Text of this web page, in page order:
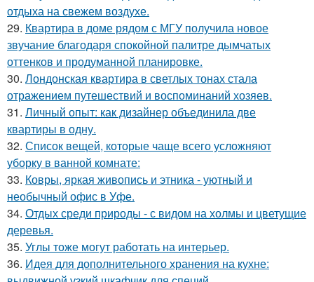
отдыха на свежем воздухе.
29. Квартира в доме рядом с МГУ получила новое
звучание благодаря спокойной палитре дымчатых
оттенков и продуманной планировке.
30. Лондонская квартира в светлых тонах стала
отражением путешествий и воспоминаний хозяев.
31. Личный опыт: как дизайнер объединила две
квартиры в одну.
32. Список вещей, которые чаще всего усложняют
уборку в ванной комнате:
33. Ковры, яркая живопись и этника - уютный и
необычный офис в Уфе.
34. Отдых среди природы - с видом на холмы и цветущие
деревья.
35. Углы тоже могут работать на интерьер.
36. Идея для дополнительного хранения на кухне: